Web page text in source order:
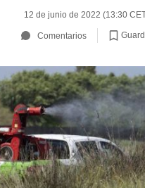
12 de junio de 2022 (13:30
Comentarios